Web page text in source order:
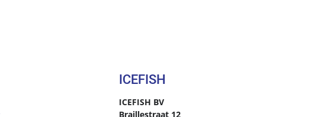
ICEFISH
ICEFISH BV
Braillestraat 12